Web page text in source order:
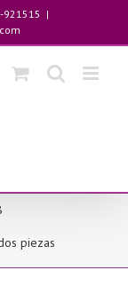
921515 |
piezas